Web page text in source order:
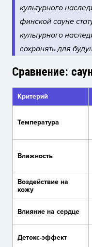
культурного
финской сауне
культурного
сохранять для
Сравнение:
Критерий
Температура
Влажность
Воздействие на
кожу
Влияние на сердце
Детокс-эффект